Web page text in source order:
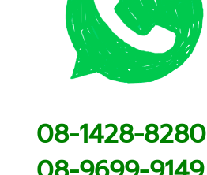
08-1428-8280